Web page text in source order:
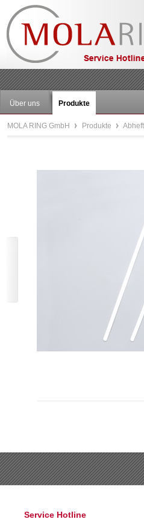
Über uns Produkte
MOLA RING GmbH Produkte
Service Hotline